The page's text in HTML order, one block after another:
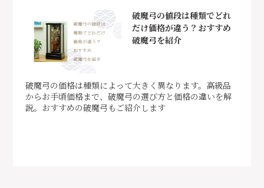
破魔弓の値段は種類でどれ
だけ価格が違う？おすすめ
破魔弓を紹介
破魔弓の価格は種類によって大きく異なります。高級品
からお手頃価格まで、破魔弓の選び方と価格の違いを解
説。おすすめの破魔弓もご紹介します